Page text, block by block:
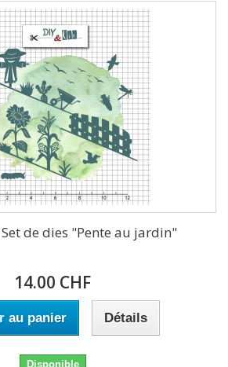
Set de dies "Pente au jardin"
14.00 CHF
au panier Détails
Disponible